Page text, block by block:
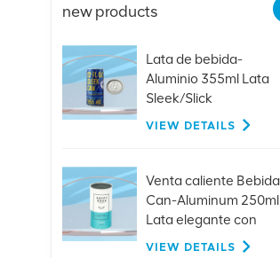
new products
Lata de bebida-
Aluminio 355ml Lata
Sleek/Slick
VIEW DETAILS
Venta caliente Bebida
Can-Aluminum 250ml
Lata elegante con
tapas
VIEW DETAILS